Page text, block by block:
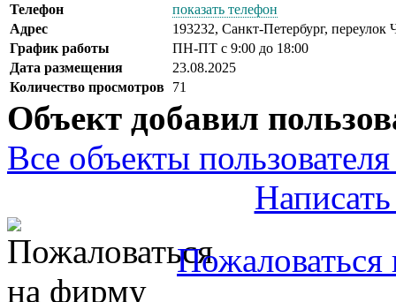
Телефон
показать телефон
Адрес
193232, Санкт-Петербург, переулок
График работы
ПН-ПТ с 9:00 до 18:00
Дата размещения
23.08.2025
Количество просмотров 71
Объект добавил
Все объекты